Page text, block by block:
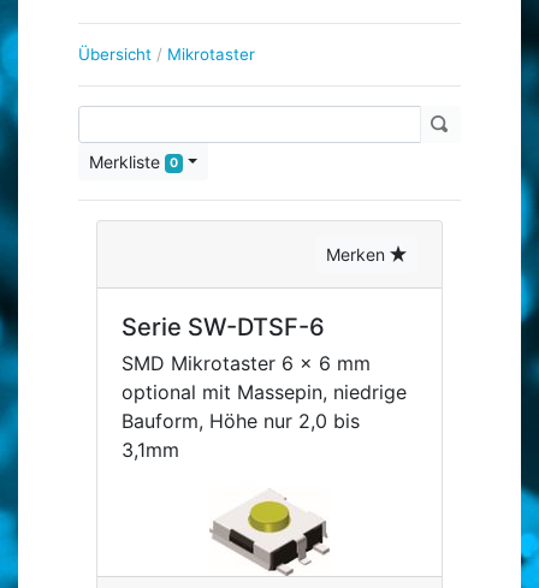
Übersicht / Mikrotaster
Merkliste 0
Merken
Serie SW-DTSF-6
SMD Mikrotaster 6 x 6 mm
optional mit Massepin, niedrige
Bauform, Höhe nur 2,0 bis
3,1mm